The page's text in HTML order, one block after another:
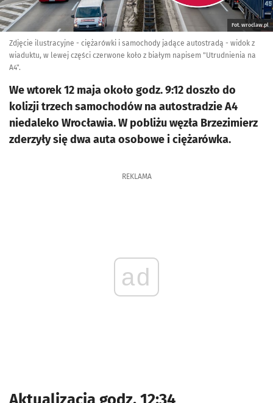
Fot. wroclaw.pl
Zdjęcie ilustracyjne - ciężarówki i samochody jadące autostradą - widok z
wiaduktu, w lewej części czerwone koło z białym napisem "Utrudnienia na
A4".
We wtorek 12 maja około godz. 9:12 doszło do
kolizji trzech samochodów na autostradzie A4
niedaleko Wrocławia. W pobliżu węzła Brzezimierz
zderzyły się dwa auta osobowe i ciężarówka.
REKLAMA
ad